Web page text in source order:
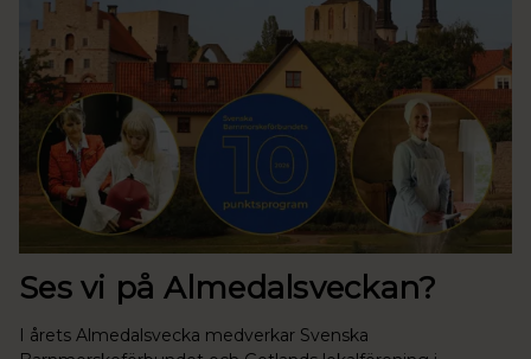
Ses vi på Almedalsveckan?
I årets Almedalsvecka medverkar Svenska